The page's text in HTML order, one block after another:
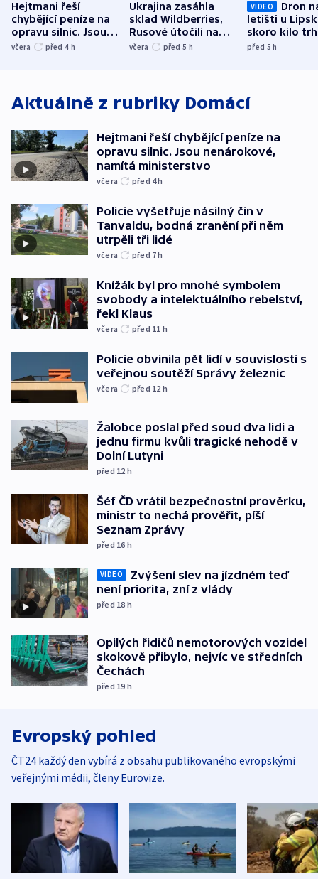
Hejtmani řeší
chybějící peníze na
opravu silnic. Jsou
nenárokové, namítá
včera před 4 h
Ukrajina zasáhla
sklad Wildberries,
Rusové útočili na
trh, hasiče či
včera před 5 h
VIDEO
Dron
letišti u
skoro kilo
indicie
před 5h
Aktuálně z rubriky Domácí
Hejtmani řeší chybějící peníze na
opravu silnic. Jsou nenárokové,
namítá ministerstvo
včera před 4h
Policie vyšetřuje násilný čin v
Tanvaldu, bodná zranění při něm
utrpěli tři lidé
včera před 7h
Knížák byl pro mnohé symbolem
svobody a intelektuálního rebelství,
řekl Klaus
včera před 11 h
Policie obvinila pět lidí v souvislosti s
veřejnou soutěží Správy železnic
včera před 12 h
Žalobce poslal před soud dva lidi a
jednu firmu kvůli tragické nehodě v
Dolní Lutyni
před 12 h
Šéf ČD vrátil bezpečnostní prověrku,
ministr to nechá prověřit, píší
Seznam Zprávy
před 16 h
VIDEO
Zvýšení slev na jízdném teď
není priorita, zní z vlády
před 18 h
Opilých řidičů nemotorových vozidel
skokově přibylo, nejvíc ve středních
Čechách
před 19 h
Evropský pohled
ČT24 každý den vybírá z obsahu publikovaného evropskými
veřejnými médii, členy Eurovize.